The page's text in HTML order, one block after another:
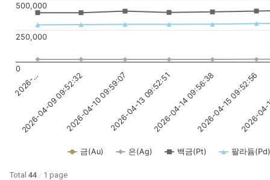
금(Au) 은(Ag) 백금(Pt) 팔라듐(Pd)
2026-…
2026-04-09 09:52:322026-04-10 09:59:072026-04-13 09:52:512026-04-14 09:56:382026-04-15 09:52:56
2026-
0
250,000
500,000
Total 44 / 1 page